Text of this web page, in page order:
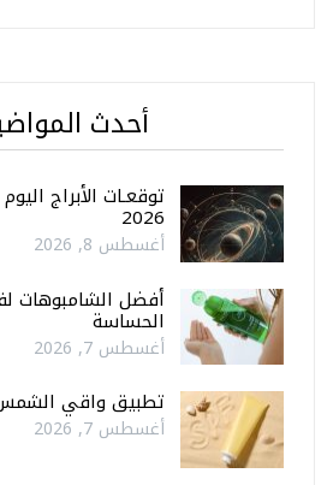
أحدث
2026
أغسطس 8, 2026
أفضل الشامبوهات
الحساسة
أغسطس 7, 2026
تطبيق واقي الشمس
أغسطس 7, 2026